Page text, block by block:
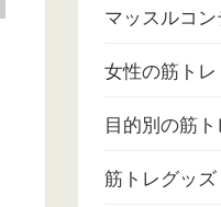
マッスルコン
女性の筋トレ
目的別の筋
筋トレグッズ